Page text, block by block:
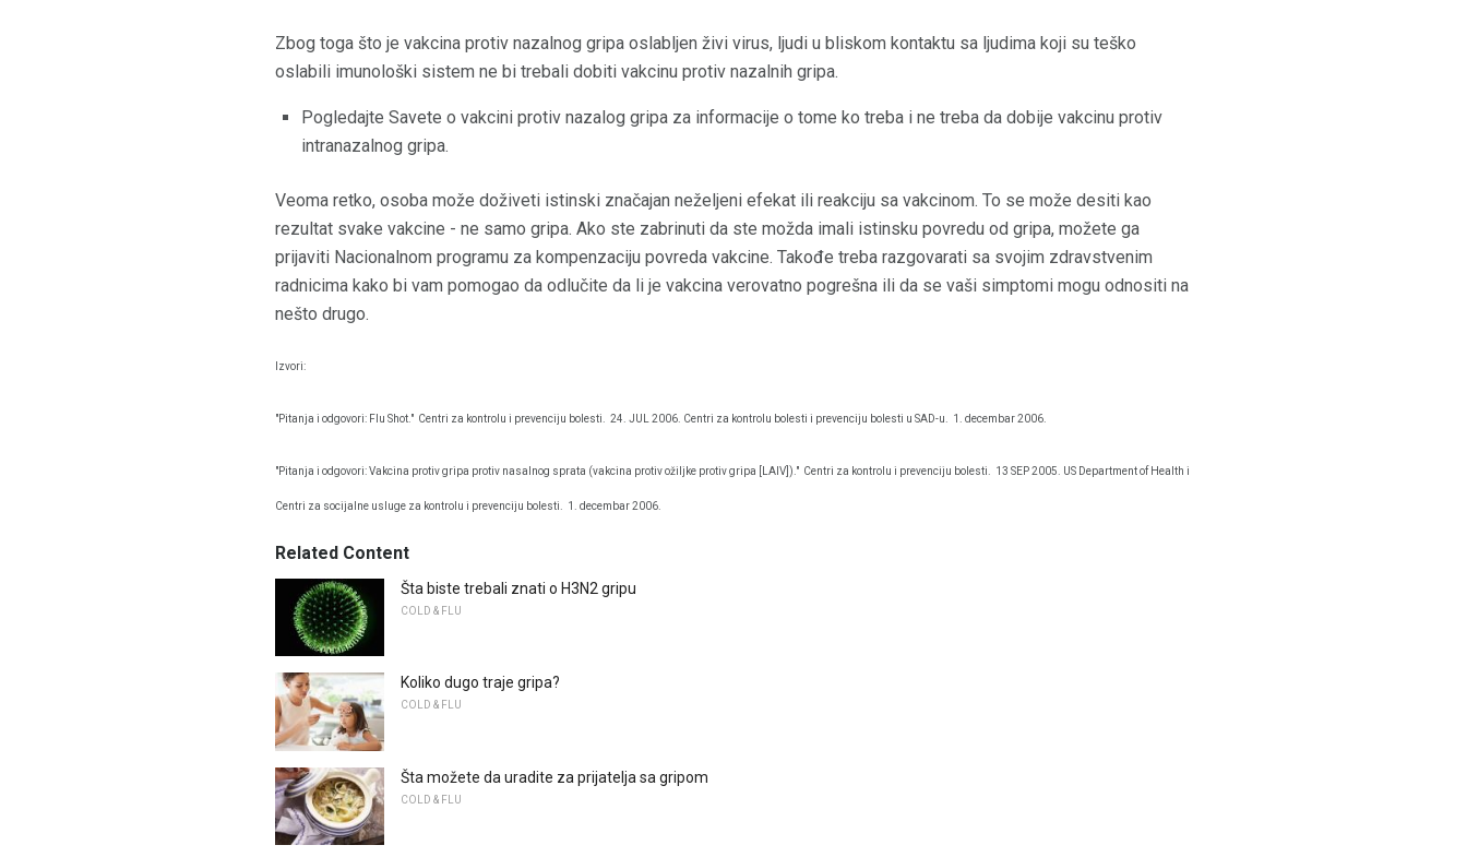
Zbog toga što je vakcina protiv nazalnog gripa oslabljen živi virus, ljudi u bliskom kontaktu sa ljudima koji su teško
oslabili imunološki sistem ne bi trebali dobiti vakcinu protiv nazalnih gripa.
Pogledajte Savete o vakcini protiv nazalog gripa za informacije o tome ko treba i ne treba da dobije vakcinu protiv
intranazalnog gripa.
Veoma retko, osoba može doživeti istinski značajan neželjeni efekat ili reakciju sa vakcinom. To se može desiti kao
rezultat svake vakcine - ne samo gripa. Ako ste zabrinuti da ste možda imali istinsku povredu od gripa, možete ga
prijaviti Nacionalnom programu za kompenzaciju povreda vakcine. Takođe treba razgovarati sa svojim zdravstvenim
radnicima kako bi vam pomogao da odlučite da li je vakcina verovatno pogrešna ili da se vaši simptomi mogu odnositi na
nešto drugo.
Izvori:
"Pitanja i odgovori: Flu Shot." Centri za kontrolu i prevenciju bolesti. 24. JUL 2006. Centri za kontrolu bolesti i prevenciju bolesti u SAD-u. 1. decembar 2006.
"Pitanja i odgovori: Vakcina protiv gripa protiv nasalnog sprata (vakcina protiv ožiljke protiv gripa [LAIV])." Centri za kontrolu i prevenciju bolesti. 13 SEP 2005. US Department of Health i
Centri za socijalne usluge za kontrolu i prevenciju bolesti. 1. decembar 2006.
Related Content
Šta biste trebali znati o H3N2 gripu
COLD & FLU
Koliko dugo traje gripa?
COLD & FLU
Šta možete da uradite za prijatelja sa gripom
COLD & FLU